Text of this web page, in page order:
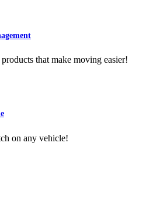
that make moving easier!
on any vehicle!